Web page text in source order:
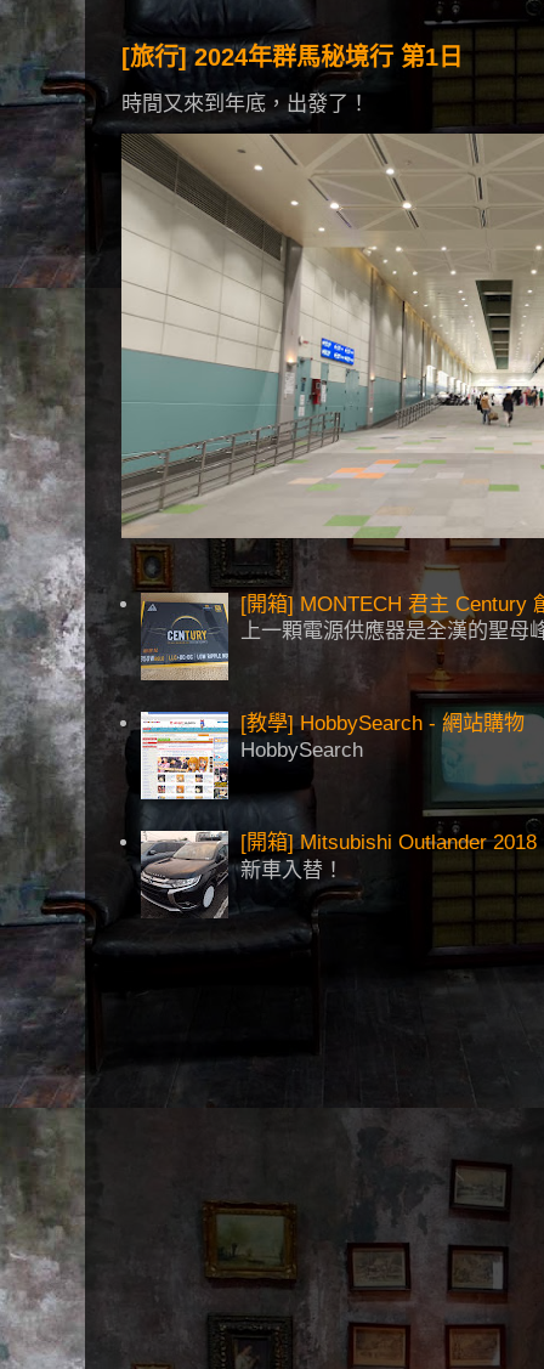
[旅行] 2024年群馬秘境行 第1日
時間又來到年底，出發了！
[開箱] MONTECH 君主 Century
上一顆電源供應器是全漢的聖母
[教學] HobbySearch - 網站購物
HobbySearch
[開箱] Mitsubishi Outlander 2018
新車入替！